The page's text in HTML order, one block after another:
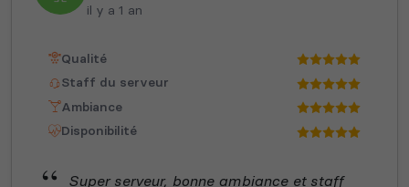
il y a 1 an
Qualité
Staff du serveur
Ambiance
Disponibilité
Super serveur, bonne ambiance et staff